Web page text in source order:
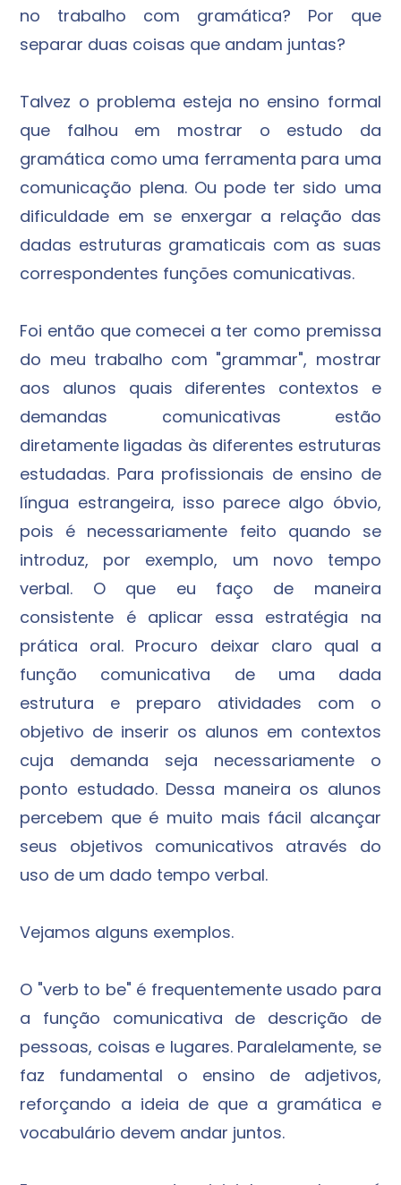
no trabalho com gramática? Por que
separar duas coisas que andam juntas?
Talvez o problema esteja no ensino formal
que falhou em mostrar o estudo da
gramática como uma ferramenta para uma
comunicação plena. Ou pode ter sido uma
dificuldade em se enxergar a relação das
dadas estruturas gramaticais com as suas
correspondentes funções comunicativas.
Foi então que comecei a ter como premissa
do meu trabalho com "grammar", mostrar
aos alunos quais diferentes contextos e
demandas comunicativas estão
diretamente ligadas às diferentes estruturas
estudadas. Para profissionais de ensino de
língua estrangeira, isso parece algo óbvio,
pois é necessariamente feito quando se
introduz, por exemplo, um novo tempo
verbal. O que eu faço de maneira
consistente é aplicar essa estratégia na
prática oral. Procuro deixar claro qual a
função comunicativa de uma dada
estrutura e preparo atividades com o
objetivo de inserir os alunos em contextos
cuja demanda seja necessariamente o
ponto estudado. Dessa maneira os alunos
percebem que é muito mais fácil alcançar
seus objetivos comunicativos através do
uso de um dado tempo verbal.
Vejamos alguns exemplos.
O "verb to be" é frequentemente usado para
a função comunicativa de descrição de
pessoas, coisas e lugares. Paralelamente, se
faz fundamental o ensino de adjetivos,
reforçando a ideia de que a gramática e
vocabulário devem andar juntos.